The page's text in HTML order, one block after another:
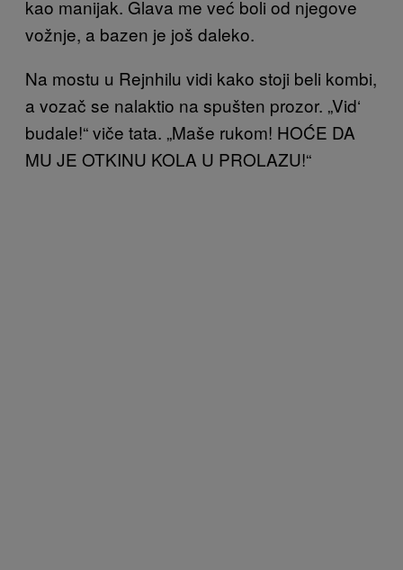
kao manijak. Glava me već boli od njegove
vožnje, a bazen je još daleko.
Na mostu u Rejnhilu vidi kako stoji beli kombi,
a vozač se nalaktio na spušten prozor. „Vid‘
budale!“ viče tata. „Maše rukom! HOĆE DA
MU JE OTKINU KOLA U PROLAZU!“